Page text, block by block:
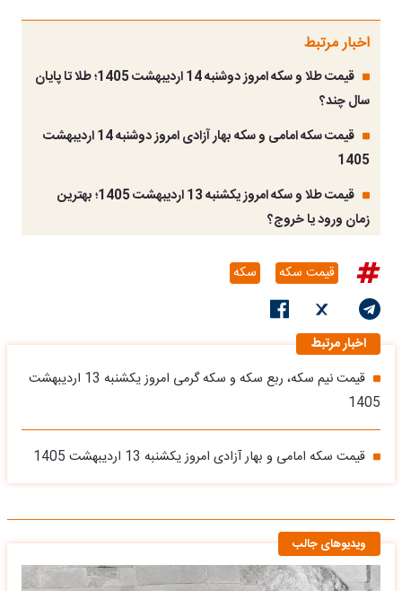
اخبار مرتبط
قیمت طلا و سکه امروز دوشنبه 14 اردیبهشت 1405؛ طلا تا پایان
سال چند؟
قیمت سکه امامی و سکه بهار آزادی امروز دوشنبه 14 اردیبهشت
1405
قیمت طلا و سکه امروز یکشنبه 13 اردیبهشت 1405؛ بهترین
زمان ورود یا خروج؟
قیمت سکه سکه
اخبار مرتبط
قیمت نیم سکه، ربع سکه و سکه گرمی امروز یکشنبه 13 اردیبهشت
1405
قیمت سکه امامی و بهار آزادی امروز یکشنبه 13 اردیبهشت 1405
ویدیوهای جالب